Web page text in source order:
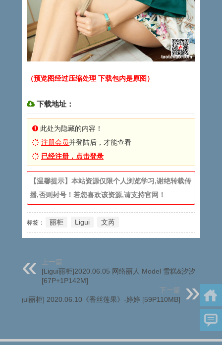
（预览图经过压缩处理 下载包内是原图）
下载地址：
此处为隐藏的内容！
注册会员并登陆后，才能查看
已经注册，点击登录
【温馨提示】本站资源仅限个人浏览学习,谢绝转载传
播,否则封号！若您喜欢该资源,请支持官网！
标签： 丽柜 Ligui 文芮
上一篇
[Ligui丽柜]2020.06.05 网络丽人 Model 雪糕&汐汐
[67P+1P142M]
下一篇
[Ligui丽柜] 2020.06.10《香丝莲果》-婷婷 [59P110MB]